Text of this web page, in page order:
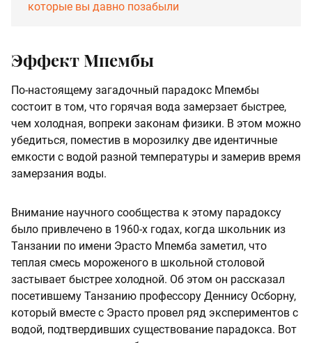
которые вы давно позабыли
Эффект Мпембы
По-настоящему загадочный парадокс Мпембы
состоит в том, что горячая вода замерзает быстрее,
чем холодная, вопреки законам физики. В этом можно
убедиться, поместив в морозилку две идентичные
емкости с водой разной температуры и замерив время
замерзания воды.
Внимание научного сообщества к этому парадоксу
было привлечено в 1960-х годах, когда школьник из
Танзании по имени Эрасто Мпемба заметил, что
теплая смесь мороженого в школьной столовой
застывает быстрее холодной. Об этом он рассказал
посетившему Танзанию профессору Деннису Осборну,
который вместе с Эрасто провел ряд экспериментов с
водой, подтвердивших существование парадокса. Вот